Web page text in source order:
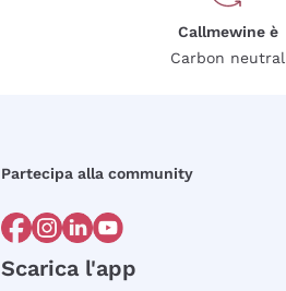
Callmewine è
Carbon neutral
Partecipa alla community
Scarica l'app